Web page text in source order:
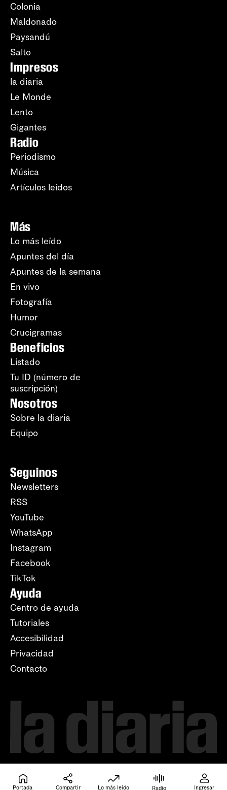
Colonia
Maldonado
Paysandú
Salto
Impresos
la diaria
Le Monde
Lento
Gigantes
Radio
Periodismo
Música
Artículos leídos
Más
Lo más leído
Apuntes del día
Apuntes de la semana
En vivo
Fotografía
Humor
Crucigramas
Beneficios
Listado
Tu ID (número de
suscripción)
Nosotros
Sobre la diaria
Equipo
Seguinos
Newsletters
RSS
YouTube
WhatsApp
Instagram
Facebook
TikTok
Ayuda
Centro de ayuda
Tutoriales
Accesibilidad
Privacidad
Contacto
Portada Compartir Lo más leído Radio Ingresar